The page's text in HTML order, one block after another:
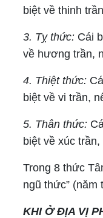
biệt về thinh
3. Tỵ thức:Cái
về hương trần,
4. Thiệt thức:
biệt về vi trần,
5. Thân thức:
biệt về xúc trần,
Trong 8 thức
ngũ thức”
KHI Ở ĐỊA VỊ